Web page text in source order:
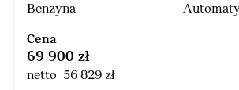
Benzyna
Cena
69 900 zł
netto 56 829 zł